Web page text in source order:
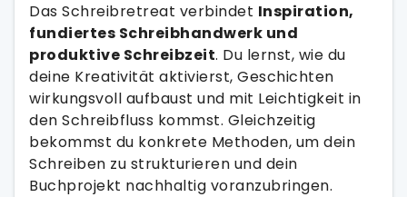
Das Schreibretreat verbindet Inspiration,
fundiertes Schreibhandwerk und
produktive Schreibzeit. Du lernst, wie du
deine Kreativität aktivierst, Geschichten
wirkungsvoll aufbaust und mit Leichtigkeit in
den Schreibfluss kommst. Gleichzeitig
bekommst du konkrete Methoden, um dein
Schreiben zu strukturieren und dein
Buchprojekt nachhaltig voranzubringen.